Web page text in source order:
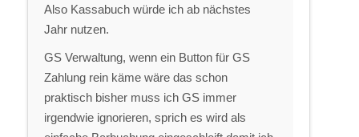
Also Kassabuch würde ich ab nächstes
Jahr nutzen.
GS Verwaltung, wenn ein Button für GS
Zahlung rein käme wäre das schon
praktisch bisher muss ich GS immer
irgendwie ignorieren, sprich es wird als